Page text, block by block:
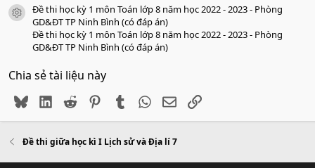
icon tài liệu
Đề thi học kỳ 1 môn Toán lớp 8 năm học 2022 - 2023 - Phòng
GD&ĐT TP Ninh Bình (có đáp án)
Đề thi học kỳ 1 môn Toán lớp 8 năm học 2022 - 2023 - Phòng
GD&ĐT TP Ninh Bình (có đáp án)
Chia sẻ tài liệu này
BlueskyLinkedIn
Reddit PinterestTumblr WhatsApp
EmailLink
Đề thi giữa học kì I Lịch sử và Địa lí 7